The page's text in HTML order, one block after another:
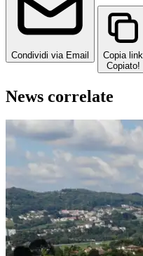
Condividi via Email
Copia link
Copiato!
News correlate